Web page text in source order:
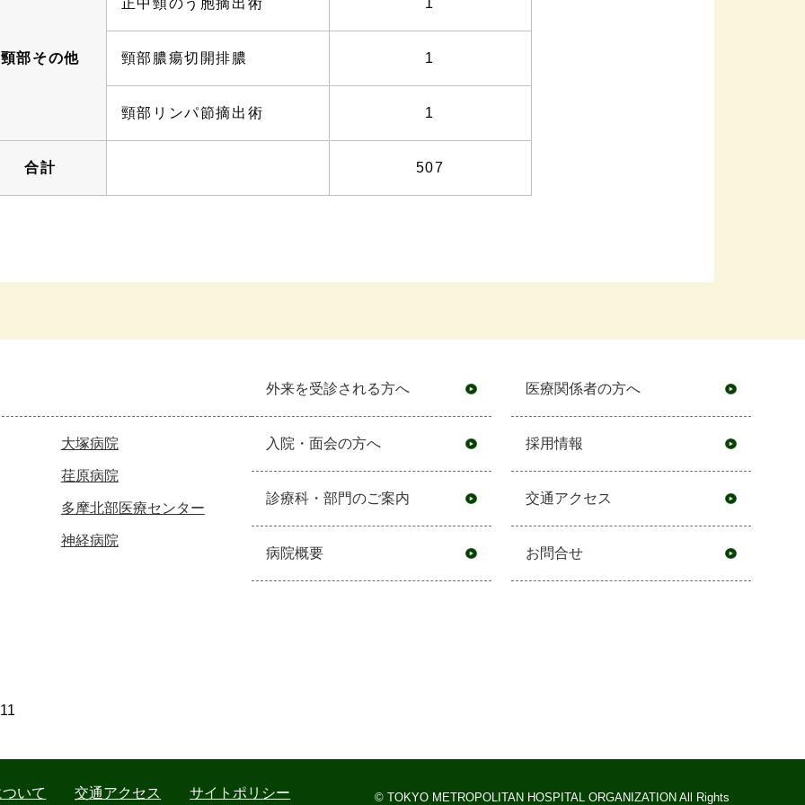
頸部その他
正中頸のう胞摘出術 1
頸部膿瘍切開排膿 1
頸部リンパ節摘出術 1
合計 507
大塚病院
荏原病院
多摩北部医療センター
神経病院
外来を受診される方へ
入院・面会の方へ
診療科・部門のご案内
病院概要
医療関係者の方へ
採用情報
交通アクセス
お問合せ
いて 交通アクセス サイトポリシー © TOKYO METROPOLITAN HOSPITAL ORGANIZATION All Rights